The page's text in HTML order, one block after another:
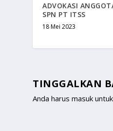
ADVOKASI
SPN PT ITSS
18 Mei 2023
TINGGALKAN
Anda harusmasuk